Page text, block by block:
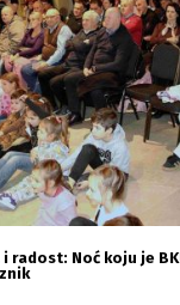
radost: Noć koju je